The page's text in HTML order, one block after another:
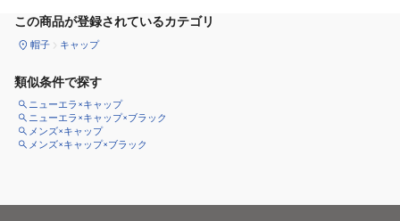
この商品が登録されているカテゴリ
帽子 キャップ
類似条件で探す
ニューエラ×キャップ
ニューエラ×キャップ×ブラック
メンズ×キャップ
メンズ×キャップ×ブラック